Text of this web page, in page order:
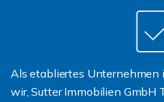
Als etabliertes Unternehmen
wir, Sutter Immobilien GmbH